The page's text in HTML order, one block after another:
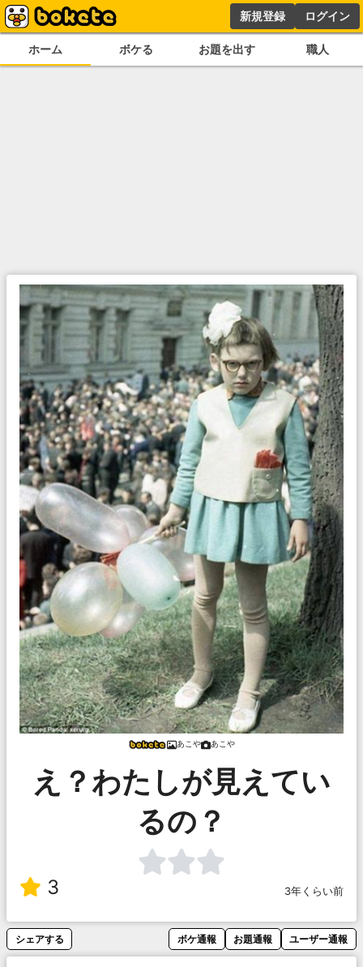
新規登録 ログイン
ホーム ボケる お題を出す 職人
あこや あこや
え？わたしが見えてい
るの？
3 3年くらい前
シェアする ボケ通報 お題通報 ユーザー通報